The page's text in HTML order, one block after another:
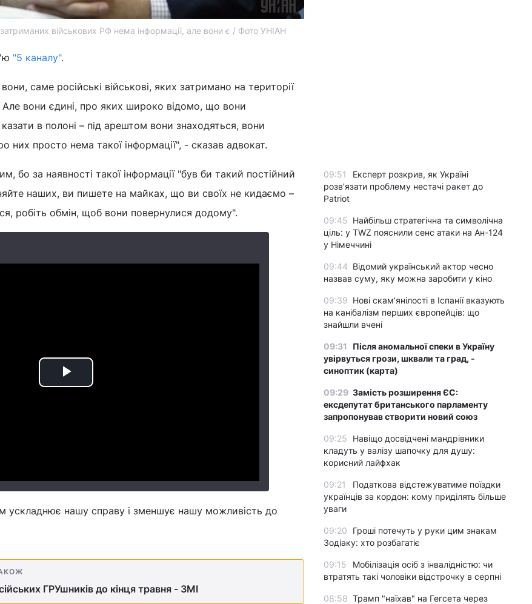
військових РФ нема інформації, але вони є / Фото УНІАН
"5 каналу".
саме російські військові, яких затримано на території
Але вони єдині, про яких широко відомо, що вони
в полоні – під арештом вони знаходяться, вони
них просто нема такої інформації", - сказав адвокат.
бо за наявності такої інформації "був би такий постійний
наших, ви пишете на майках, що ви своїх не кидаємо –
робіть обмін, щоб вони повернулися додому".
Play
ускладнює нашу справу і зменшує нашу можливість до
ГРУшників до кінця травня - ЗМІ
09:51
Експерт розкрив, як Україні
розвʼязати проблему нестачі ракет до
Patriot
09:45 Найбільш стратегічна та символічна
ціль: у TWZ пояснили сенс атаки на Ан-124
у Німеччині
09:44 Відомий український актор чесно
назвав суму, яку можна заробити у кіно
09:39 Нові скам'янілості в Іспанії вказують
на канібалізм перших європейців: що
знайшли вчені
09:31
Після аномальної спеки в Україну
увірвуться грози, шквали та град, -
синоптик (карта)
09:29 Замість розширення ЄС:
ексдепутат британського парламенту
запропонував створити новий союз
09:25
Навіщо досвідчені мандрівники
кладуть у валізу шапочку для душу:
корисний лайфхак
09:21
Податкова відстежуватиме поїздки
українців за кордон: кому приділять більше
уваги
09:20
Гроші потечуть у руки цим знакам
Зодіаку: хто розбагатіє
09:15
Мобілізація осіб з інвалідністю: чи
втратять такі чоловіки відстрочку в серпні
08:58 Трамп "наїхав" на Гегсета через